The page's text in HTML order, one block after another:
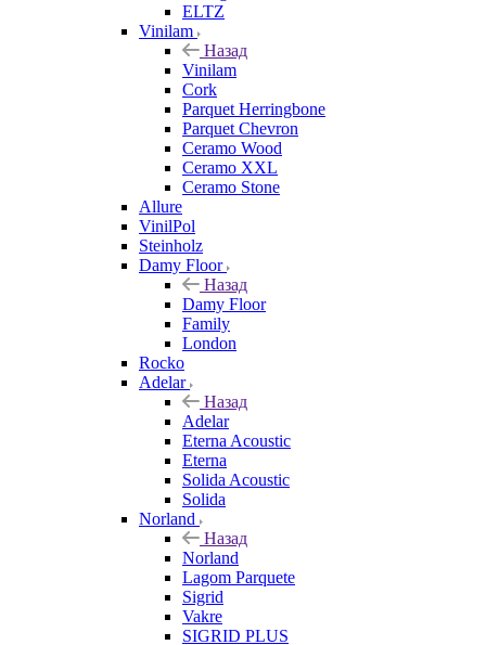
ELTZ
Vinilam
Назад
Vinilam
Cork
Parquet Herringbone
Parquet Chevron
Ceramo Wood
Ceramo XXL
Ceramo Stone
Allure
VinilPol
Steinholz
Damy Floor
Назад
Damy Floor
Family
London
Rocko
Adelar
Назад
Adelar
Eterna Acoustic
Eterna
Solida Acoustic
Solida
Norland
Назад
Norland
Lagom Parquete
Sigrid
Vakre
SIGRID PLUS